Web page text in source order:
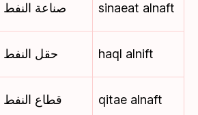
صناعة النفط sinaeat alnaft
حقل النفط haql alnift
قطاع النفط qitae alnaft